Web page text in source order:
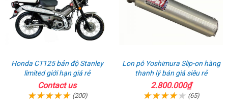
Honda CT125 bản độ Stanley
limited giới hạn giá rẻ
Contact us
(200)
Lon pô Yoshimura Slip-on hàng
thanh lý bán giá siêu rẻ
2.800.000₫
(65)